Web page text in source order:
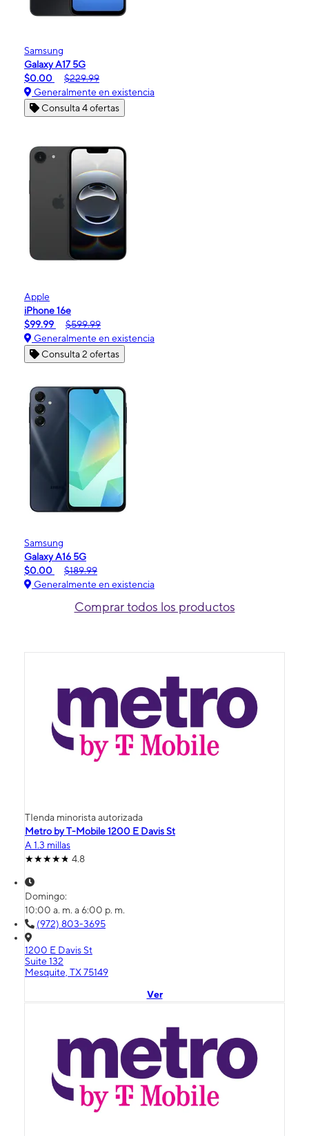
Samsung
Galaxy A17 5G
$0.00
$229.99
Generalmente en existencia
Consulta 4 ofertas
Apple
iPhone 16e
$99.99
$599.99
Generalmente en existencia
Consulta 2 ofertas
Samsung
Galaxy A16 5G
$0.00
$189.99
Generalmente en existencia
Comprar todos los productos
TIenda minorista autorizada
Metro by T-Mobile 1200 E Davis St
A 1.3 millas
4.8
Domingo:
10:00 a. m. a 6:00 p. m.
(972) 803-3695
1200 E Davis St
Suite 132
Mesquite, TX 75149
Ver